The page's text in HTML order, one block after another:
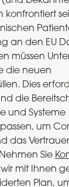
konfrontiert
an den EU
müssen
die neuen
Dies
die
und Systeme
um
das
Sie
mit Ihnen
Plan,